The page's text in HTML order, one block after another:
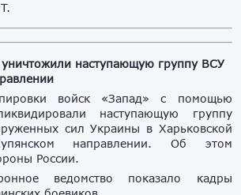
уничтожили наступающую группу ВСУ
войск «Запад» с помощью
наступающую группу
сил Украины в Харьковской
направлении. Об этом
России.
ведомство показало кадры